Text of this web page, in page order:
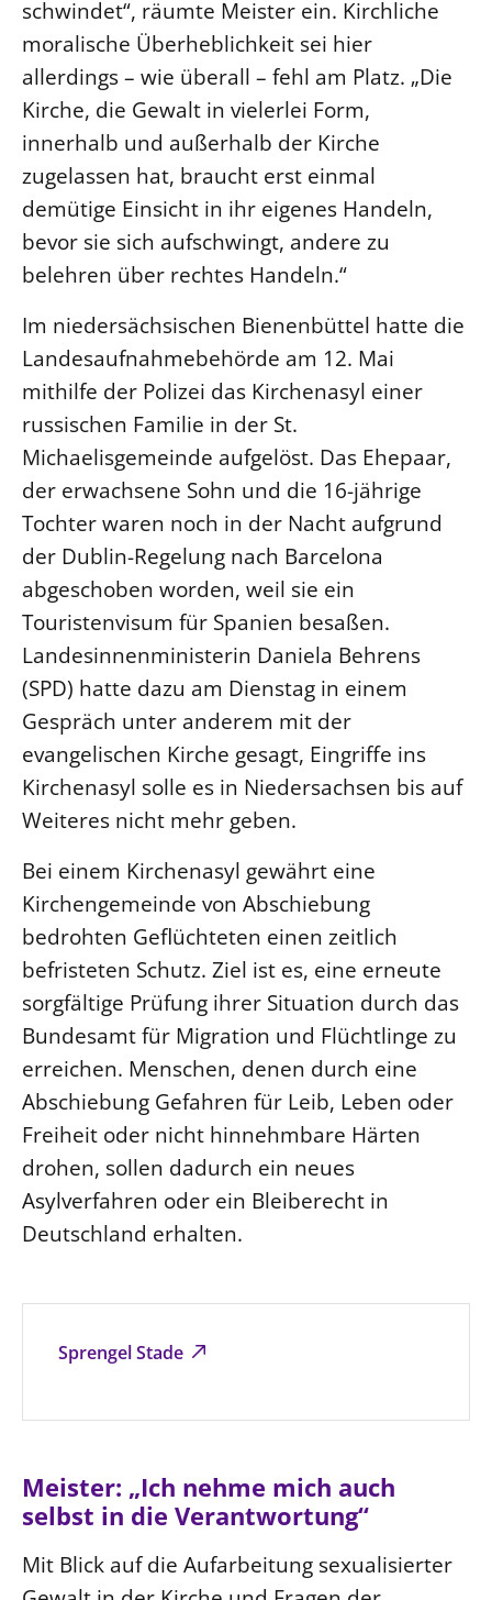
Sprengel Stade
schwindet“, räumte Meister ein. Kirchliche
moralische Überheblichkeit sei hier
allerdings – wie überall – fehl am Platz. „Die
Kirche, die Gewalt in vielerlei Form,
innerhalb und außerhalb der Kirche
zugelassen hat, braucht erst einmal
demütige Einsicht in ihr eigenes Handeln,
bevor sie sich aufschwingt, andere zu
belehren über rechtes Handeln.“
Im niedersächsischen Bienenbüttel hatte die
Landesaufnahmebehörde am 12. Mai
mithilfe der Polizei das Kirchenasyl einer
russischen Familie in der St.
Michaelisgemeinde aufgelöst. Das Ehepaar,
der erwachsene Sohn und die 16-jährige
Tochter waren noch in der Nacht aufgrund
der Dublin-Regelung nach Barcelona
abgeschoben worden, weil sie ein
Touristenvisum für Spanien besaßen.
Landesinnenministerin Daniela Behrens
(SPD) hatte dazu am Dienstag in einem
Gespräch unter anderem mit der
evangelischen Kirche gesagt, Eingriffe ins
Kirchenasyl solle es in Niedersachsen bis auf
Weiteres nicht mehr geben.
Bei einem Kirchenasyl gewährt eine
Kirchengemeinde von Abschiebung
bedrohten Geflüchteten einen zeitlich
befristeten Schutz. Ziel ist es, eine erneute
sorgfältige Prüfung ihrer Situation durch das
Bundesamt für Migration und Flüchtlinge zu
erreichen. Menschen, denen durch eine
Abschiebung Gefahren für Leib, Leben oder
Freiheit oder nicht hinnehmbare Härten
drohen, sollen dadurch ein neues
Asylverfahren oder ein Bleiberecht in
Deutschland erhalten.
Meister: „Ich nehme mich auch
selbst in die Verantwortung“
Mit Blick auf die Aufarbeitung sexualisierter
SERVICE
Älterwerden im Pfarrberuf
Beteiligungsverfahren
Beschwerdestellen
Ephoralbüro
Finanzplanung
Fundraising
Corporate Design
Interventionsplan
Jahresgespräche
Kantine Speiseplan
Kirchliches Amtsblatt
Klimaschutzgesetz
Kunstreferat
NKVK
Öffentlichkeitsarbeit
Personalausschuss
Projektmanagement
Recht
Terminstundenplaner